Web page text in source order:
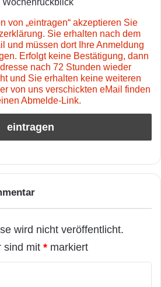
von „eintragen“ akzeptieren Sie
Sie erhalten nach dem
und müssen dort Ihre Anmeldung
Erfolgt keine Bestätigung, dann
nach 72 Stunden wieder
und Sie erhalten keine weiteren
von uns verschickten eMail finden
Abmelde-Link.
wird nicht veröffentlicht.
sind mit * markiert